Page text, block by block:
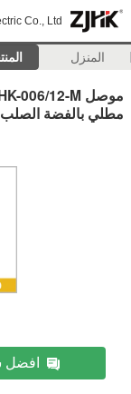
Co., Ltd.
المنزل
مطلي بالفضة الصلب
افضل